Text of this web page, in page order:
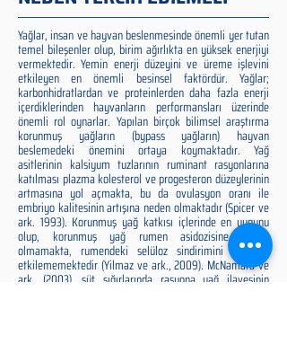
Yağlar, insan ve hayvan beslenmesinde önemli yer tutan
temel bileşenler olup, birim ağırlıkta en yüksek enerjiyi
vermektedir. Yemin enerji düzeyini ve üreme işlevini
etkileyen en önemli besinsel faktördür. Yağlar;
karbonhidratlardan ve proteinlerden daha fazla enerji
içerdiklerinden hayvanların performansları üzerinde
önemli rol oynarlar. Yapılan birçok bilimsel araştırma
korunmuş yağların (bypass yağların) hayvan
beslemedeki önemini ortaya koymaktadır. Yağ
asitlerinin kalsiyum tuzlarının ruminant rasyonlarına
katılması plazma kolesterol ve progesteron düzeylerinin
artmasına yol açmakta, bu da ovulasyon oranı ile
embriyo kalitesinin artışına neden olmaktadır (Spicer ve
ark. 1993). Korunmuş yağ katkısı içlerinde en uygunu
olup, korunmuş yağ rumen asidozisine neden
olmamakta, rumendeki selüloz sindirimini olumsuz
etkilememektedir (Yilmaz ve ark., 2009). McNamara ve
ark. (2003), süt sığırlarında rasyona yağ ilavesinin